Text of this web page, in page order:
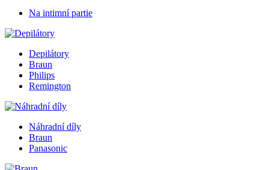
Na intimní partie
Depilátory
Braun
Philips
Remington
Náhradní díly
Braun
Panasonic